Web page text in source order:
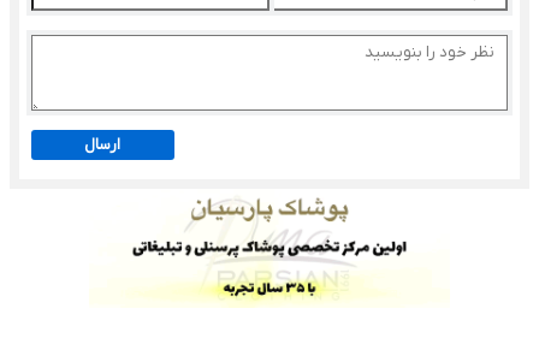
ارسال